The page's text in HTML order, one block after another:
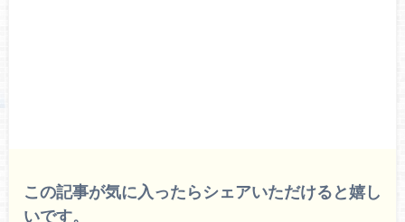
この記事が気に入ったらシェアいただけると嬉し
いです。